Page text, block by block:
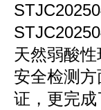
天然弱酸
安全检测
证，更完